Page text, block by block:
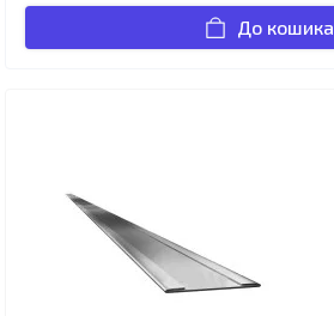
До кошика